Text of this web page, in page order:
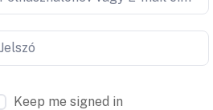
Keep me signed in